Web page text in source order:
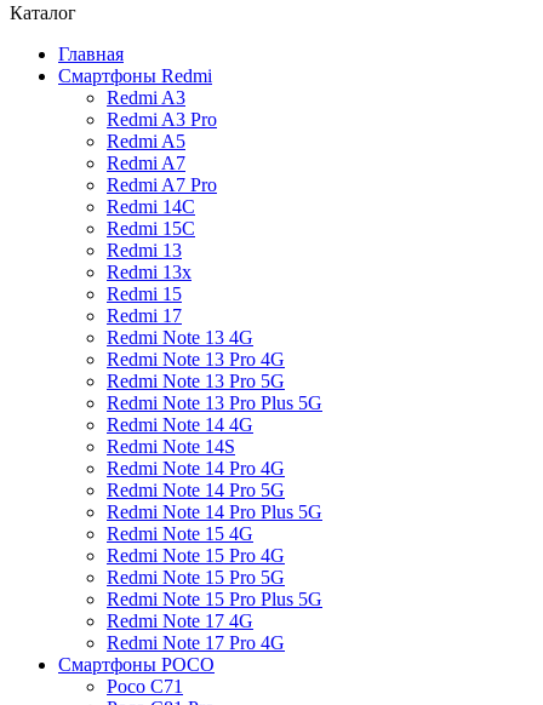
Каталог
Главная
Смартфоны Redmi
Redmi A3
Redmi A3 Pro
Redmi A5
Redmi A7
Redmi A7 Pro
Redmi 14C
Redmi 15C
Redmi 13
Redmi 13x
Redmi 15
Redmi 17
Redmi Note 13 4G
Redmi Note 13 Pro 4G
Redmi Note 13 Pro 5G
Redmi Note 13 Pro Plus 5G
Redmi Note 14 4G
Redmi Note 14S
Redmi Note 14 Pro 4G
Redmi Note 14 Pro 5G
Redmi Note 14 Pro Plus 5G
Redmi Note 15 4G
Redmi Note 15 Pro 4G
Redmi Note 15 Pro 5G
Redmi Note 15 Pro Plus 5G
Redmi Note 17 4G
Redmi Note 17 Pro 4G
Смартфоны POCO
Poco C71